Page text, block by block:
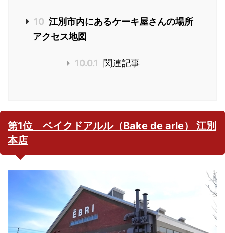
10 江別市内にあるケーキ屋さんの場所
アクセス地図
10.0.1 関連記事
第1位 ベイクドアルル（Bake de arle） 江別
本店